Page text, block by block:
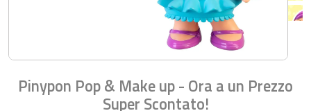
Pinypon Pop & Make up - Ora a un Prezzo
Super Scontato!